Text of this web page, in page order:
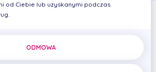
od Ciebie lub uzyskanymi podczas
ODMOWA